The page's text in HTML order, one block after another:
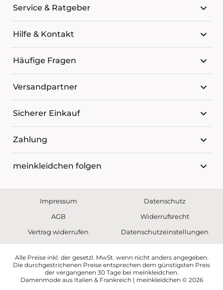
Service & Ratgeber
Hilfe & Kontakt
Häufige Fragen
Versandpartner
Sicherer Einkauf
Zahlung
meinkleidchen folgen
Impressum
Datenschutz
AGB
Widerrufsrecht
Vertrag widerrufen
Datenschutzeinstellungen
Alle Preise inkl. der gesetzl. MwSt. wenn nicht anders angegeben.
Die durchgestrichenen Preise entsprechen dem günstigsten Preis
der vergangenen 30 Tage bei meinkleidchen.
Damenmode aus Italien & Frankreich | meinkleidchen © 2026